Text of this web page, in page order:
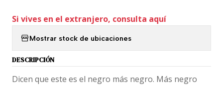
Si vives en el extranjero, consulta aquí
Mostrar stock de ubicaciones
DESCRIPCIÓN
Dicen que este es el negro más negro. Más negro